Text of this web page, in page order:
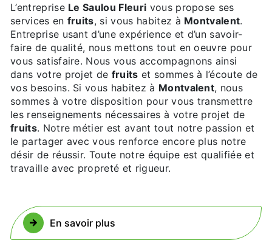
L’entreprise Le Saulou Fleuri vous propose ses
services en fruits, si vous habitez à Montvalent.
Entreprise usant d’une expérience et d’un savoir-
faire de qualité, nous mettons tout en oeuvre pour
vous satisfaire. Nous vous accompagnons ainsi
dans votre projet de fruits et sommes à l’écoute de
vos besoins. Si vous habitez à Montvalent, nous
sommes à votre disposition pour vous transmettre
les renseignements nécessaires à votre projet de
fruits. Notre métier est avant tout notre passion et
le partager avec vous renforce encore plus notre
désir de réussir. Toute notre équipe est qualifiée et
travaille avec propreté et rigueur.
En savoir plus